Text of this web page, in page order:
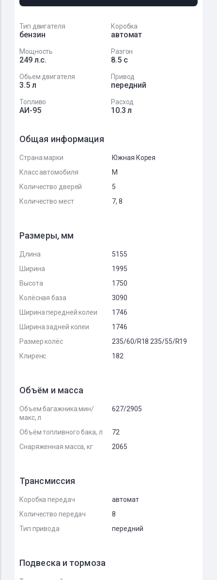
Тип двигателя
бензин
Коробка
автомат
Мощность
249 л.с.
Разгон
8.5 с
Обьем двигателя
3.5 л
Привод
передний
Топливо
АИ-95
Расход
10.3 л
Общая информация
Страна марки
Южная Корея
Класс автомобиля
M
Количество дверей
5
Количество мест
7, 8
Размеры, мм
Длина
5155
Ширина
1995
Высота
1750
Колёсная база
3090
Ширина передней колеи
1746
Ширина задней колеи
1746
Размер колёс
235/60/R18 235/55/R19
Клиренс
182
Объём и масса
Объем багажника мин/
макс, л
627/2905
Объём топливного бака, л
72
Снаряженная масса, кг
2065
Трансмиссия
Коробка передач
автомат
Количество передач
8
Тип привода
передний
Подвеска и тормоза